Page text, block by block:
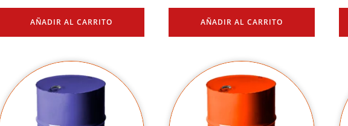
AÑADIR AL CARRITO AÑADIR AL CARRITO